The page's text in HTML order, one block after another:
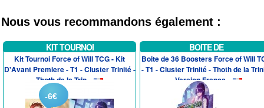
Nous vous recommandons également :
KIT TOURNOI
Kit Tournoi Force of Will TCG - Kit
D'Avant Premiere - T1 - Cluster Trinité -
Thoth de la Trin...
-6€
BOITE DE
Boite de 36 Boosters Force of Will
- T1 - Cluster Trinité - Thoth de la
- Version França...